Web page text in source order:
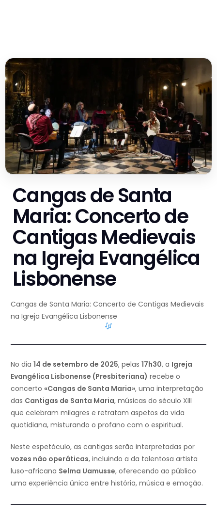
Cangas de Santa
Maria: Concerto de
Cantigas Medievais
na Igreja Evangélica
Lisbonense
Cangas de Santa Maria: Concerto de Cantigas Medievais
na Igreja Evangélica Lisbonense
No dia 14 de setembro de 2025, pelas 17h30, a Igreja
Evangélica Lisbonense (Presbiteriana) recebe o
concerto «Cangas de Santa Maria», uma interpretação
das Cantigas de Santa Maria, músicas do século XIII
que celebram milagres e retratam aspetos da vida
quotidiana, misturando o profano com o espiritual.
Neste espetáculo, as cantigas serão interpretadas por
vozes não operáticas, incluindo a da talentosa artista
luso-africana Selma Uamusse, oferecendo ao público
uma experiência única entre história, música e emoção.